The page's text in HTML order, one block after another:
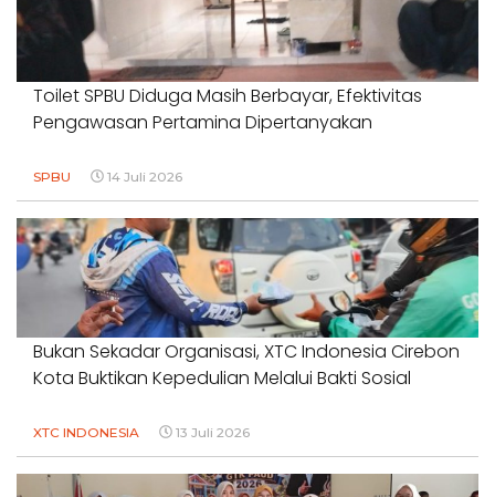
Toilet SPBU Diduga Masih Berbayar, Efektivitas
Pengawasan Pertamina Dipertanyakan
SPBU 14 Juli 2026
Bukan Sekadar Organisasi, XTC Indonesia Cirebon
Kota Buktikan Kepedulian Melalui Bakti Sosial
XTC INDONESIA 13 Juli 2026